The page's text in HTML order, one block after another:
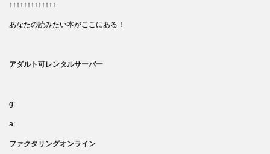
↑↑↑↑↑↑↑↑↑↑↑↑↑
あなたの読みたい本がここにある！
アダルト可レンタルサーバー
g:
a:
ファクタリングオンライン